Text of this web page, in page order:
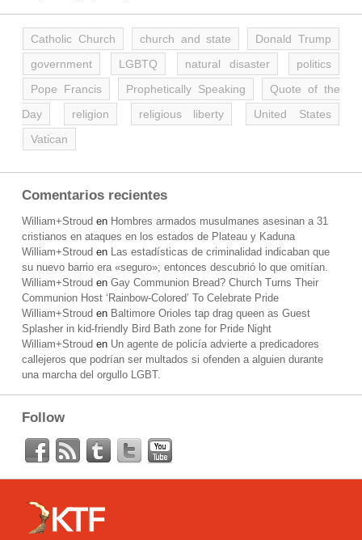
Catholic Church church and state
Donald Trump
government
LGBTQ natural disaster
politics
Pope Francis
Prophetically Speaking
Quote of the
Day
religion religious liberty
United States
Vatican
Comentarios recientes
William+Stroud en Hombres armados musulmanes asesinan a 31
cristianos en ataques en los estados de Plateau y Kaduna
William+Stroud en Las estadísticas de criminalidad indicaban que
su nuevo barrio era «seguro»; entonces descubrió lo que omitían.
William+Stroud en Gay Communion Bread? Church Turns Their
Communion Host ‘Rainbow-Colored’ To Celebrate Pride
William+Stroud en Baltimore Orioles tap drag queen as Guest
Splasher in kid-friendly Bird Bath zone for Pride Night
William+Stroud en Un agente de policía advierte a predicadores
callejeros que podrían ser multados si ofenden a alguien durante
una marcha del orgullo LGBT.
Follow